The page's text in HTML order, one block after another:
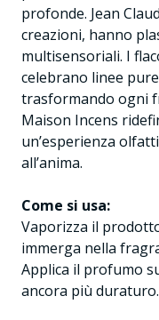
profonde. Jean
creazioni, hanno
multisensoriali. I
celebrano linee
trasformando ogni
Maison Incens
un’esperienza
all’anima.
Come si usa:
Vaporizza il
immerga nella
Applica il profumo
ancora più duraturo.